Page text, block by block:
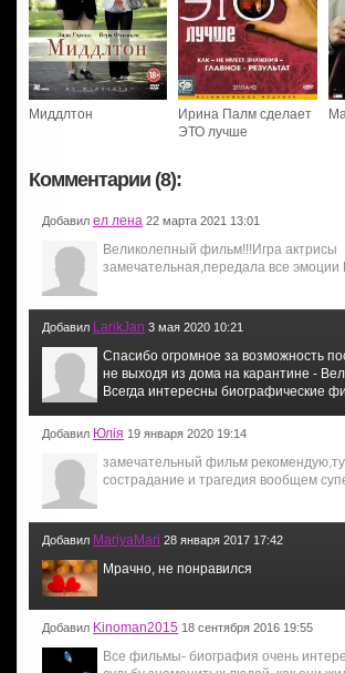
Миддлтон
Ирина Палм сделает
ЭТО лучше
Комментарии (8):
Добавил ел лена 22 марта 2021 13:01
Великолепный фильм!!!Игра актрисы
замечательная,передала все
Добавил LarikJan 3 мая 2020 10:21
Спасибо огромное за возможность
не выходя из дома на карантине -
Всегда интересны биографические
Добавил Юлiя 19 января 2020 19:14
замечательный фильм
сострадание и трагедия вообщем
Добавил MariyaMari 28 января 2017 17:42
Мрачно, не понравился
Добавил Kinoman2015 18 сентября 2016 19:55
Все фильмы- биография очень